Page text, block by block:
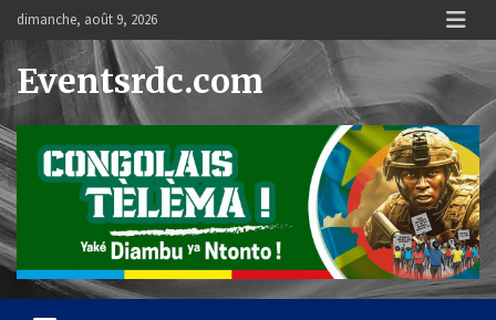
Skip
content
dimanche, août 9, 2026
Eventsrdc.com